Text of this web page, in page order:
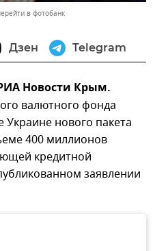
в фотобанк
Дзен Telegram
Новости Крым.
валютного фонда
нового пакета
400 миллионов
кредитной
заявлении